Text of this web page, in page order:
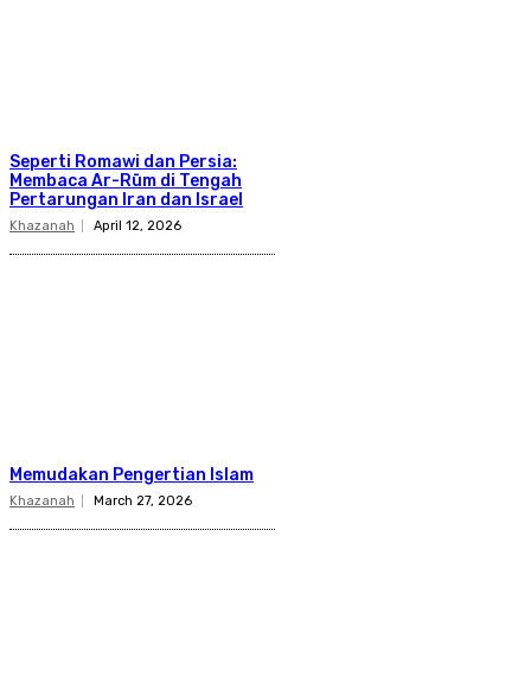
Seperti Romawi dan Persia:
Membaca Ar-Rūm di Tengah
Pertarungan Iran dan Israel
Khazanah April 12, 2026
Memudakan Pengertian Islam
Khazanah March 27, 2026